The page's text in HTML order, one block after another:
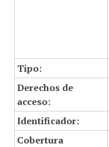
Tipo:
Derechos de
acceso:
Identificador:
Cobertura